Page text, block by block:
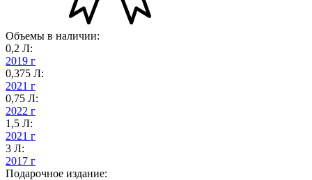
Объемы в наличии:
0,2 Л:
2019 г
0,375 Л:
2021 г
0,75 Л:
2022 г
1,5 Л:
2021 г
3 Л:
2017 г
Подарочное издание: